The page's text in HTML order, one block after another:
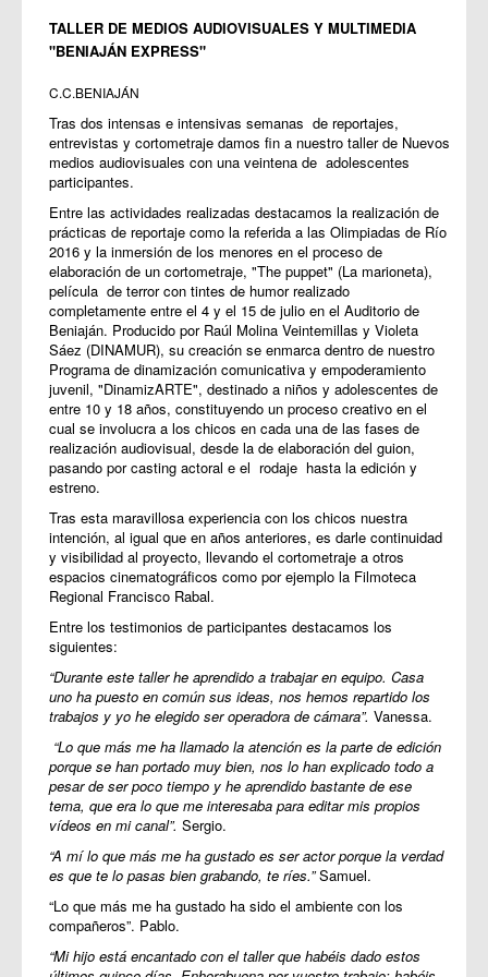
TALLER DE MEDIOS AUDIOVISUALES Y MULTIMEDIA
"BENIAJÁN EXPRESS"
C.C.BENIAJÁN
Tras dos intensas e intensivas semanas de reportajes,
entrevistas y cortometraje damos fin a nuestro taller de Nuevos
medios audiovisuales con una veintena de adolescentes
participantes.
Entre las actividades realizadas destacamos la realización de
prácticas de reportaje como la referida a las Olimpiadas de Río
2016 y la inmersión de los menores en el proceso de
elaboración de un cortometraje, "The puppet" (La marioneta),
película de terror con tintes de humor realizado
completamente entre el 4 y el 15 de julio en el Auditorio de
Beniaján. Producido por Raúl Molina Veintemillas y Violeta
Sáez (DINAMUR), su creación se enmarca dentro de nuestro
Programa de dinamización comunicativa y empoderamiento
juvenil, "DinamizARTE", destinado a niños y adolescentes de
entre 10 y 18 años, constituyendo un proceso creativo en el
cual se involucra a los chicos en cada una de las fases de
realización audiovisual, desde la de elaboración del guion,
pasando por casting actoral e el rodaje hasta la edición y
estreno.
Tras esta maravillosa experiencia con los chicos nuestra
intención, al igual que en años anteriores, es darle continuidad
y visibilidad al proyecto, llevando el cortometraje a otros
espacios cinematográficos como por ejemplo la Filmoteca
Regional Francisco Rabal.
Entre los testimonios de participantes destacamos los
siguientes:
“Durante este taller he aprendido a trabajar en equipo. Casa
uno ha puesto en común sus ideas, nos hemos repartido los
trabajos y yo he elegido ser operadora de cámara”. Vanessa.
“Lo que más me ha llamado la atención es la parte de edición
porque se han portado muy bien, nos lo han explicado todo a
pesar de ser poco tiempo y he aprendido bastante de ese
tema, que era lo que me interesaba para editar mis propios
vídeos en mi canal”. Sergio.
“A mí lo que más me ha gustado es ser actor porque la verdad
es que te lo pasas bien grabando, te ríes.”Samuel.
“Lo que más me ha gustado ha sido el ambiente con los
compañeros”. Pablo.
“Mi hijo está encantado con el taller que habéis dado estos